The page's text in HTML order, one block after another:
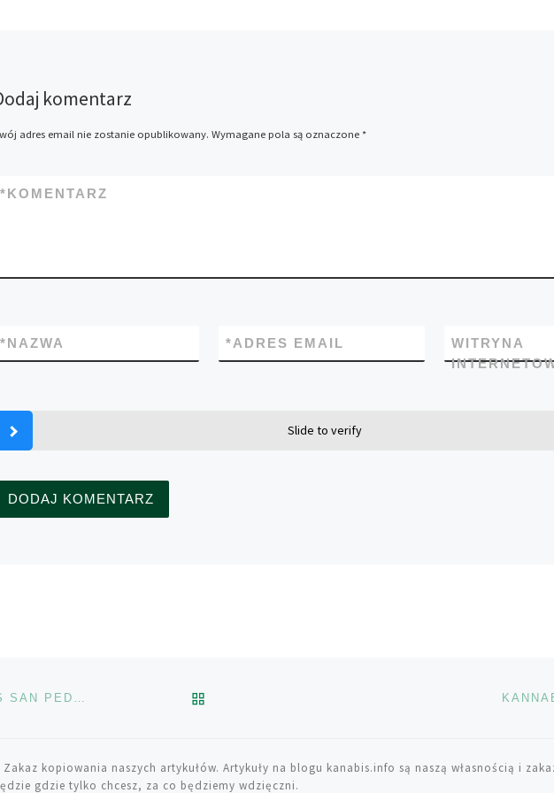
komentarz
adres email nie zostanie opublikowany. Wymagane pola są oznaczone *
KOMENTARZ
*
NAZWA
* ADRES EMAIL
*
WITRYNA
Slide to verify
kopiowania naszych artykułów. Artykuły na blogu kanabis.info są naszą własnością i
gdzie tylko chcesz, za co będziemy wdzięczni.